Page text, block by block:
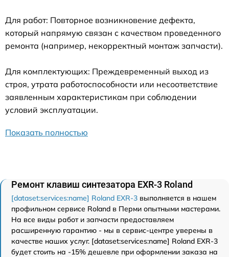
Для работ: Повторное возникновение дефекта,
который напрямую связан с качеством проведенного
ремонта (например, некорректный монтаж запчасти).
Для комплектующих: Преждевременный выход из
строя, утрата работоспособности или несоответствие
заявленным характеристикам при соблюдении
условий эксплуатации.
Показать полностью
Ремонт клавиш синтезатора EXR-3 Roland
[dataset:services:name] Roland EXR-3 выполняется в нашем
профильном сервисе Roland в Перми опытными мастерами.
На все виды работ и запчасти предоставляем
расширенную гарантию - мы в сервис-центре уверены в
качестве наших услуг. [dataset:services:name] Roland EXR-3
будет стоить на -15% дешевле при оформлении заказа на